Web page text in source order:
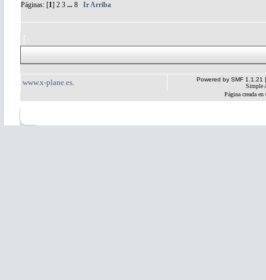
Páginas: [1] 2 3 ... 8 Ir Arriba
www.x-plane.es Powered by SMF 1.1.21
Simple
Página creada